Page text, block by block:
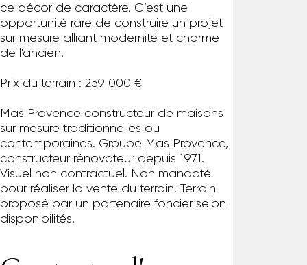
ce décor de caractère. C’est une
opportunité rare de construire un projet
sur mesure alliant modernité et charme
de l'ancien.
Prix du terrain : 259 000 €
Mas Provence constructeur de maisons
sur mesure traditionnelles ou
contemporaines. Groupe Mas Provence,
constructeur rénovateur depuis 1971.
Visuel non contractuel. Non mandaté
pour réaliser la vente du terrain. Terrain
proposé par un partenaire foncier selon
disponibilités.